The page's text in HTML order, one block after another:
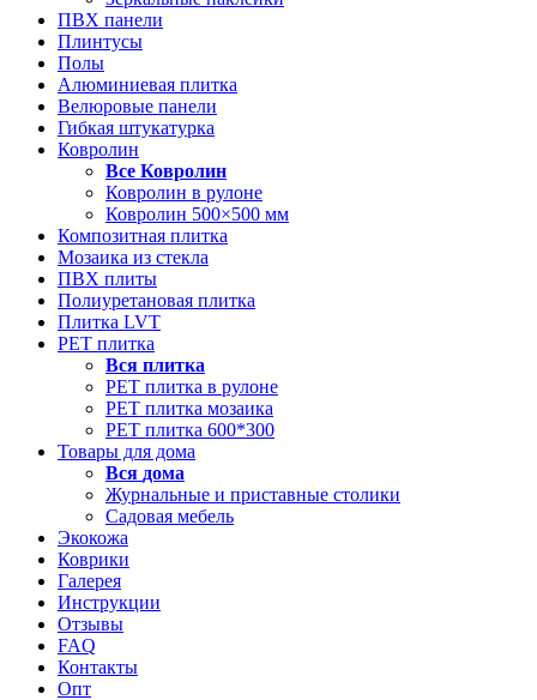
ПВХ панели
Плинтусы
Полы
Алюминиевая плитка
Велюровые панели
Гибкая штукатурка
Ковролин
Все Ковролин
Ковролин в рулоне
Ковролин 500×500 мм
Композитная плитка
Мозаика из стекла
ПВХ плиты
Полиуретановая плитка
Плитка LVT
РЕТ плитка
Вся плитка
РЕТ плитка в рулоне
РЕТ плитка мозаика
РЕТ плитка 600*300
Товары для дома
Вся дома
Журнальные и приставные столики
Садовая мебель
Экокожа
Коврики
Галерея
Инструкции
Отзывы
FAQ
Контакты
Опт